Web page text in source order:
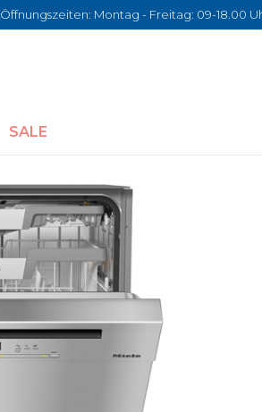
Öffnungszeiten: Montag - Freitag: 09-18.00
SALE